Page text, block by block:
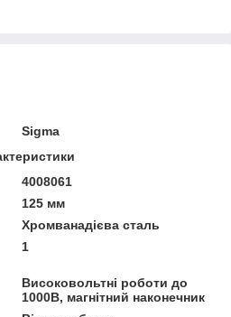
Sigma
4008061
125 мм
Хромванадієва сталь
1
Високовольтні роботи до
1000В, магнітний наконечник